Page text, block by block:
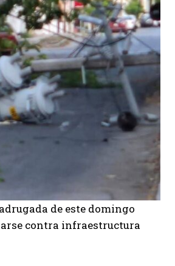
de este domingo
contra infraestructura